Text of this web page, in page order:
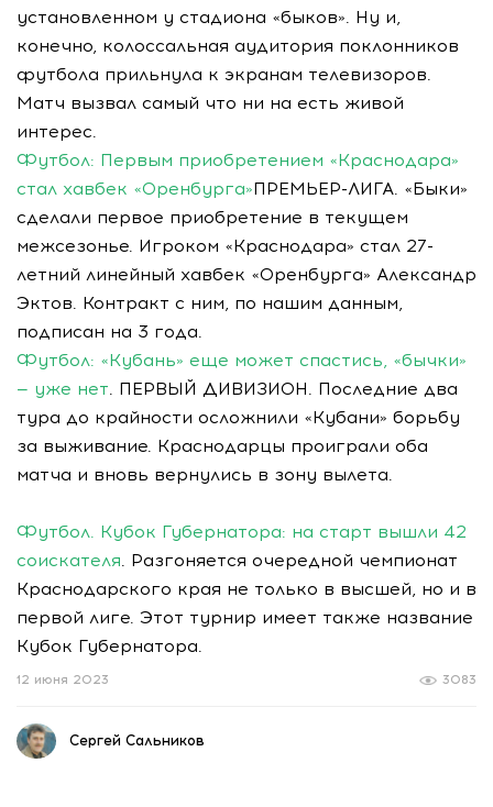
установленном у стадиона «быков». Ну и,
конечно, колоссальная аудитория поклонников
футбола прильнула к экранам телевизоров.
Матч вызвал самый что ни на есть живой
интерес.
Футбол: Первым приобретением «Краснодара»
стал хавбек «Оренбурга»ПРЕМЬЕР-ЛИГА. «Быки»
сделали первое приобретение в текущем
межсезонье. Игроком «Краснодара» стал 27-
летний линейный хавбек «Оренбурга» Александр
Эктов. Контракт с ним, по нашим данным,
подписан на 3 года.
Футбол: «Кубань» еще может спастись, «бычки»
— уже нет. ПЕРВЫЙ ДИВИЗИОН. Последние два
тура до крайности осложнили «Кубани» борьбу
за выживание. Краснодарцы проиграли оба
матча и вновь вернулись в зону вылета.
Футбол. Кубок Губернатора: на старт вышли 42
соискателя. Разгоняется очередной чемпионат
Краснодарского края не только в высшей, но и в
первой лиге. Этот турнир имеет также название
Кубок Губернатора.
3083
12 июня 2023
Сергей Сальников